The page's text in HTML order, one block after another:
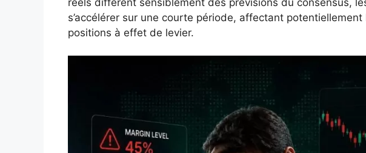
s’accélérer sur une courte période, affectant
positions à effet de levier.